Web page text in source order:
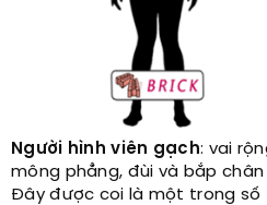
Người hình viên gạch: vai
mông phẳng, đùi và bắp
Đây được coi là một trong số